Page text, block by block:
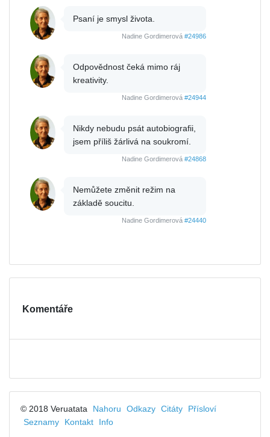
Psaní je smysl života.
Nadine Gordimerová #24986
Odpovědnost čeká mimo ráj
kreativity.
Nadine Gordimerová #24944
Nikdy nebudu psát autobiografii,
jsem příliš žárlivá na soukromí.
Nadine Gordimerová #24868
Nemůžete změnit režim na
základě soucitu.
Nadine Gordimerová #24440
Komentáře
© 2018 Veruatata Nahoru Odkazy Citáty
Přísloví
Seznamy
Kontakt Info